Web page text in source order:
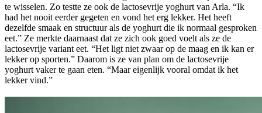
te wisselen. Zo testte ze ook de lactosevrije yoghurt van Arla. “Ik
had het nooit eerder gegeten en vond het erg lekker. Het heeft
dezelfde smaak en structuur als de yoghurt die ik normaal gesproken
eet.” Ze merkte daarnaast dat ze zich ook goed voelt als ze de
lactosevrije variant eet. “Het ligt niet zwaar op de maag en ik kan er
lekker op sporten.” Daarom is ze van plan om de lactosevrije
yoghurt vaker te gaan eten. “Maar eigenlijk vooral omdat ik het
lekker vind.”